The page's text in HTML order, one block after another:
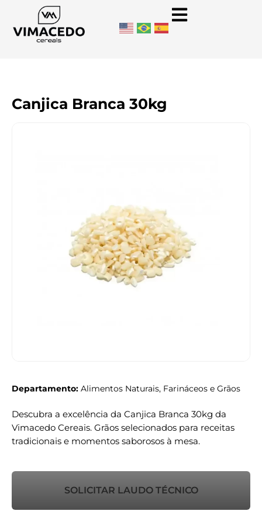
Canjica Branca 30kg
Departamento: Alimentos Naturais, Farináceos e Grãos
Descubra a excelência da Canjica Branca 30kg da
Vimacedo Cereais. Grãos selecionados para receitas
tradicionais e momentos saborosos à mesa.
SOLICITAR LAUDO TÉCNICO